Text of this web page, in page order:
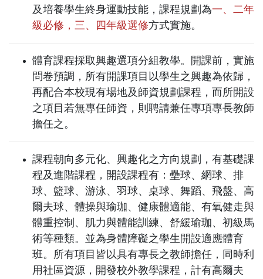
及培養學生終身運動技能，課程規劃為一、二年
級必修，三、四年級選修方式實施。
體育課程採取興趣選項分組教學。開課前，實施
問卷預調，所有開課項目以學生之興趣為依歸，
再配合本校現有場地及師資規劃 課程，而所開設
之項目若無專任師資，則聘請兼任專項專長教師
擔任之。
課程朝向多元化、興趣化之方向規劃，有基礎課
程及進階課程，開設課程有：壘球、網球、排
球、籃球、游泳、羽球、桌球、舞蹈、飛盤、高
爾夫球、體操與瑜珈、健康體適能、有氧健走與
體重控制、肌力與體能訓練、舒緩瑜珈、初級馬
術等種類。並為身體障礙之學生開設適應體育
班。所有項目皆以具有專長之教師擔任，同時利
用社區資源，開發校外教學課程，計有高爾夫